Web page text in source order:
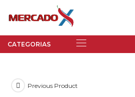
Previous Product